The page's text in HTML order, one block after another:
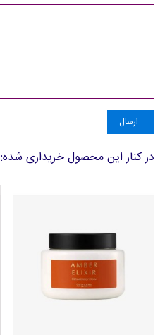
ارسال
در کنار این محصول خریداری شده: